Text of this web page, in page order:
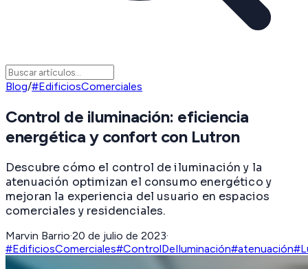
Blog/#EdificiosComerciales
Control de iluminación: eficiencia
energética y confort con Lutron
Descubre cómo el control de iluminación y la
atenuación optimizan el consumo energético y
mejoran la experiencia del usuario en espacios
comerciales y residenciales.
Marvin Barrio·20 de julio de 2023·
#EdificiosComerciales#ControlDeIluminación#atenuación